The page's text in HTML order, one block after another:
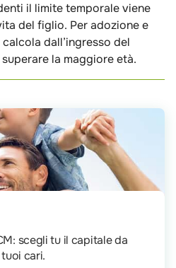
il limite temporale viene
del figlio. Per adozione e
dall’ingresso del
la maggiore età.
scegli tu il capitale da
cari.